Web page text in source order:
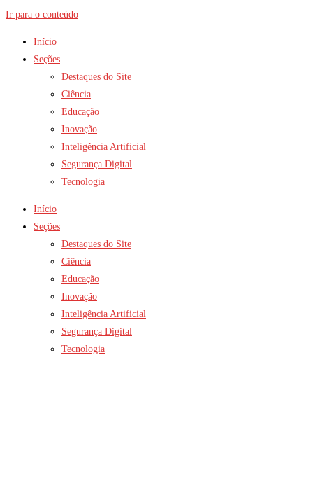
Ir para o conteúdo
Início
Seções
Destaques do Site
Ciência
Educação
Inovação
Inteligência Artificial
Segurança Digital
Tecnologia
Início
Seções
Destaques do Site
Ciência
Educação
Inovação
Inteligência Artificial
Segurança Digital
Tecnologia